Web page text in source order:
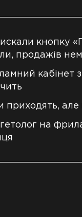
кнопку
продажів
кабінет
приходять,
на